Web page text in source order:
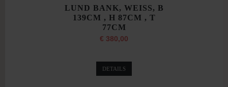
LUND BANK, WEISS, B
139CM , H 87CM , T
77CM
€ 380,00
DETAILS